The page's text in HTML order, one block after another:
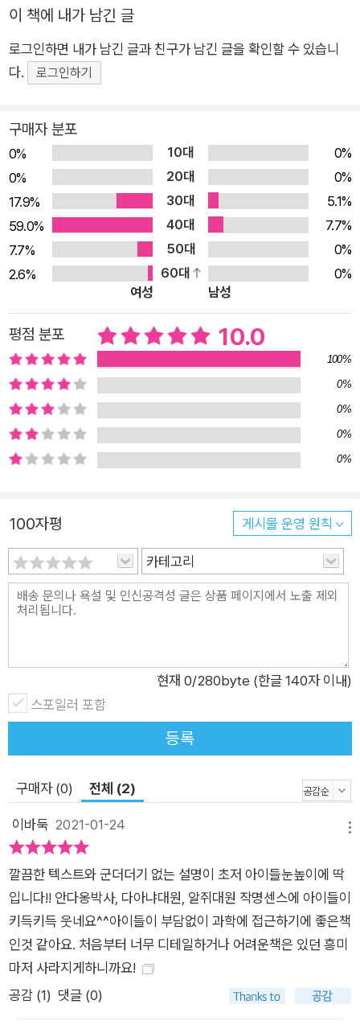
침서가 되어 줄 것이다. 안다옹 박사와 함께 떠나는 신나는 과학
시리즈는 우주에서 가장 똑똑한 안다옹 박사와 과학 탐험대가 다
양한 기초 과학 정보를 쉽고 재미있게 알려 주는 지식 정보 그림
어린이들을 즐거운 과학의 세계로 이끌고 있습니다. 1권 《가자!
태양계》에서는 우리가 살고 있는 지구가 속한 태양계 곳곳을 소
개해 주었고, 2권 《타자! 우주 로켓》에서는 우주 로켓과 우주 과
학 기술의 발전 과정에 관해 들려주었습니다. 세 번째 책 《보자!
별과 은하》에서는 더 넓은 우주로 나아가 봅니다. 누구나 밤하늘
에 떠 있는 별을 본 경험이 있을 것입니다. 그러나 이 별이 어디에
있는 것인지, 어떻게 생겼는지, 하늘에 떠 있는 천체는 모두 별인
지 자세히 아는 사람은 드뭅니다. 이 책에서는 태양계를 넘어 우
주에 가득한 별들의 탄생과 죽음, 종류에 대해 알려 주고, 별과 행
성, 소행성, 성운으로 이루어진 은하에 대해서도 들려줍니다. 더
나아가 별과 은하를 관찰할 수 있는 천체 망원경과 별을 여러 가
지 모양으로 이어서 이름 붙인 별자리에 대해서도 설명하고 있지
요. 본문에서 자세히 다루지 못한 과학 용어들은 ‘낱말 풀이’를 통
해 다시 한 번 친절히 설명하고 있습니다. 이 책이 어린이 독자들
에게는 별과 은하의 요모조모를 살펴보며 우주와 친해지는 계기
춘 명쾌한 설명 이해를 돕는 간결하면서도 감각적인 그림 〈안다
옹 박사의 우주 탐험대〉 시리즈는 우주에 대한 무수히 많은 정보
중에서 핵심 개념만을 골라 쉽고 간결하게 전달합니다. 이 장점은
세 번째 권에서도 똑같이 적용되고 있습니다. 드넓은 우주에 있는
별들은 지구와 너무 멀리 떨어져 있어서 숫자만 봐서는 그 크기와
이의 눈높이에 맞춰 설명합니다. 빛이 1년 동안 가는 거리인 1광
년을 걸으려면 어른 걸음으로 2억 2500만 년쯤 걸린다는 설명
에 덧붙여, 지구에 공룡이 처음 생겨났을 때부터 오늘날까지 쉼
없이 걸어야 한다고 알려주는 식이지요. 우리은하와 250만 광년
떨어져 있는 안드로메다은하의 빛은 지구에 사람이 살기 전에 안
드로메다은하를 떠나온 것이라고 설명하기도 합니다. 또한 크기
와 나이에 따라 다른 형태를 취하는 별의 형태를 설명할 때는 우
리에게 가장 친근한 별인 태양을 기준으로 삼아 독자들의 이해를
돕습니다. 각 개념을 단순하면서도 명확하게 보여 주는 그래픽 그
림은 생소하고 어렵게만 느껴지는 개념을 더 잘 이해할 수 있게
돕고, 실제 우주여행을 떠나 와 있는 느낌마저 들게 합니다. 늙은
별은 가스가 빠져나가면서 점점 오그라들어. 이때 질량이 태양보
다 가볍거나 비슷한 별은 백색 왜성이 되고, 태양보다 무거운 별
은 중성자별이 돼. _본문 중에서 드넓은 우주에 대한 탐구심을 길
러 주는 책 반짝반짝 작은 별 아름답게 비치네 동쪽 하늘에서도
서쪽 하늘에서도 _ 동요 〈작은 별〉 가사 중 이 책을 읽은 어린이
이 책에 내가 남긴 글
로그인하면 내가 남긴 글과 친구가 남긴 글을 확인할 수 있습니
다.
로그인하기
구매자 분포
0% 10대
0%
0%
20대
0%
17.9%
30대
5.1%
59.0%
40대
7.7%
7.7%
50대
0%
2.6%
60대
0%
여성
남성
평점 분포 10.0
100%
0%
0%
0%
0%
100자평 게시물 운영 원칙
카테고리
현재 0/280byte (한글 140자 이내)
스포일러 포함
등록
구매자 (0) 전체 (2)
이바둑 2021-01-24
깔끔한 텍스트와 군더더기 없는 설명이 초저 아이들눈높이에 딱
입니다!! 안다옹박사, 다아냐대원, 알쥐대원 작명센스에 아이들이
키득키득 웃네요^^아이들이 부담없이 과학에 접근하기에 좋은책
인것 같아요. 처음부터 너무 디테일하거나 어려운책은 있던 흥미
마저 사라지게하니까요!
공감 (1) 댓글 (0)